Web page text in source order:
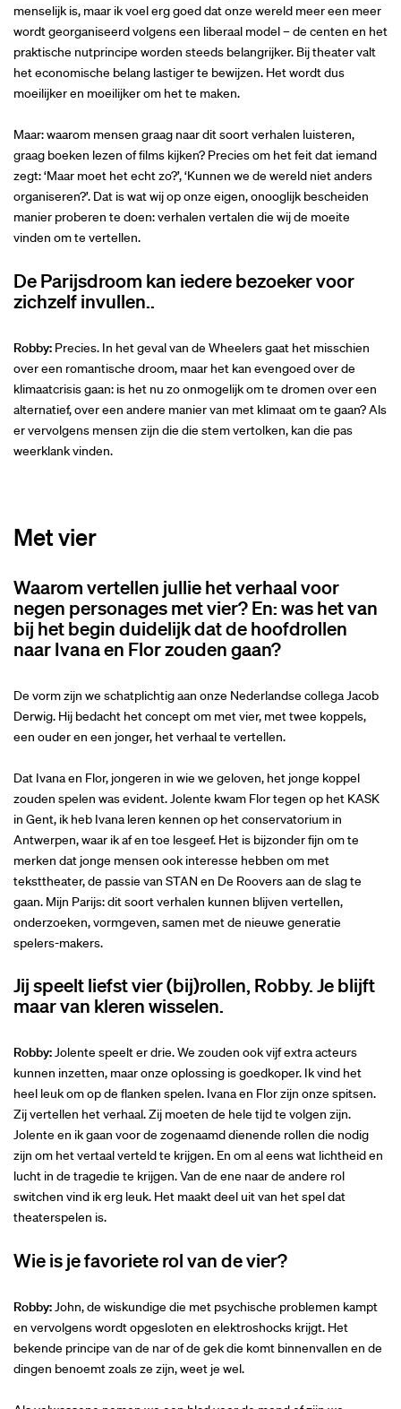
menselijk is, maar ik voel erg goed dat onze wereld meer een meer
wordt georganiseerd volgens een liberaal model – de centen en het
praktische nutprincipe worden steeds belangrijker. Bij theater valt
het economische belang lastiger te bewijzen. Het wordt dus
moeilijker en moeilijker om het te maken.
Maar: waarom mensen graag naar dit soort verhalen luisteren,
graag boeken lezen of films kijken? Precies om het feit dat iemand
zegt: ‘Maar moet het echt zo?’, ‘Kunnen we de wereld niet anders
organiseren?’. Dat is wat wij op onze eigen, onooglijk bescheiden
manier proberen te doen: verhalen vertalen die wij de moeite
vinden om te vertellen.
De Parijsdroom kan iedere bezoeker voor
zichzelf invullen..
Robby: Precies. In het geval van de Wheelers gaat het misschien
over een romantische droom, maar het kan evengoed over de
klimaatcrisis gaan: is het nu zo onmogelijk om te dromen over een
alternatief, over een andere manier van met klimaat om te gaan? Als
er vervolgens mensen zijn die die stem vertolken, kan die pas
weerklank vinden.
Met vier
Waarom vertellen jullie het verhaal voor
negen personages met vier? En: was het van
bij het begin duidelijk dat de hoofdrollen
naar Ivana en Flor zouden gaan?
De vorm zijn we schatplichtig aan onze Nederlandse collega Jacob
Derwig. Hij bedacht het concept om met vier, met twee koppels,
een ouder en een jonger, het verhaal te vertellen.
Dat Ivana en Flor, jongeren in wie we geloven, het jonge koppel
zouden spelen was evident. Jolente kwam Flor tegen op het KASK
in Gent, ik heb Ivana leren kennen op het conservatorium in
Antwerpen, waar ik af en toe lesgeef. Het is bijzonder fijn om te
merken dat jonge mensen ook interesse hebben om met
teksttheater, de passie van STAN en De Roovers aan de slag te
gaan. Mijn Parijs: dit soort verhalen kunnen blijven vertellen,
onderzoeken, vormgeven, samen met de nieuwe generatie
spelers-makers.
Jij speelt liefst vier (bij)rollen, Robby. Je blijft
maar van kleren wisselen.
Robby:Jolente speelt er drie. We zouden ook vijf extra acteurs
kunnen inzetten, maar onze oplossing is goedkoper. Ik vind het
heel leuk om op de flanken spelen. Ivana en Flor zijn onze spitsen.
Zij vertellen het verhaal. Zij moeten de hele tijd te volgen zijn.
Jolente en ik gaan voor de zogenaamd dienende rollen die nodig
zijn om het vertaal verteld te krijgen. En om al eens wat lichtheid en
lucht in de tragedie te krijgen. Van de ene naar de andere rol
switchen vind ik erg leuk. Het maakt deel uit van het spel dat
theaterspelen is.
Wie is je favoriete rol van de vier?
Robby:John, de wiskundige die met psychische problemen kampt
en vervolgens wordt opgesloten en elektroshocks krijgt. Het
bekende principe van de nar of de gek die komt binnenvallen en de
dingen benoemt zoals ze zijn, weet je wel.